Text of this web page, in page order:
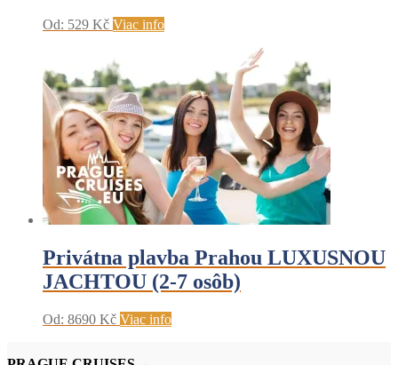
Od: 529 Kč Viac info
Privátna plavba Prahou LUXUSNOU
JACHTOU (2-7 osôb)
Od: 8690 Kč Viac info